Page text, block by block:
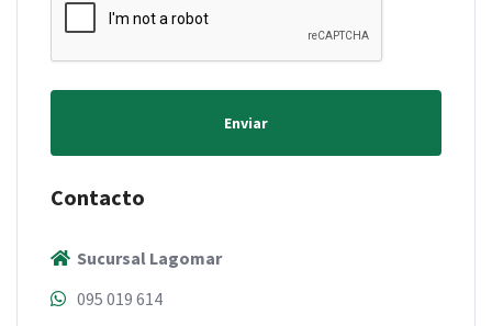
Enviar
Contacto
Sucursal Lagomar
095 019 614